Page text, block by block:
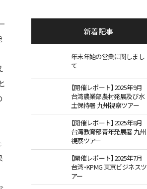
新着記事
年末年始の営業に関しまし
て
【開催レポート】2025年9月
台湾農業部農村発展及び水
土保持署 九州視察ツアー
【開催レポート】2025年8月
台湾教育部青年発展署 九州
視察ツアー
【開催レポート】2025年7月
台湾・KPMG 東京ビジネスツ
アー